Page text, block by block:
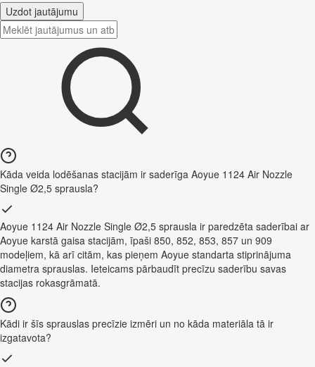
Uzdot jautājumu
Kāda veida lodēšanas stacijām ir saderīga Aoyue 1124 Air Nozzle
Single Ø2,5 sprausla?
Aoyue 1124 Air Nozzle Single Ø2,5 sprausla ir paredzēta saderībai ar
Aoyue karstā gaisa stacijām, īpaši 850, 852, 853, 857 un 909
modeļiem, kā arī citām, kas pieņem Aoyue standarta stiprinājuma
diametra sprauslas. Ieteicams pārbaudīt precīzu saderību savas
stacijas rokasgrāmatā.
Kādi ir šīs sprauslas precīzie izmēri un no kāda materiāla tā ir
izgatavota?